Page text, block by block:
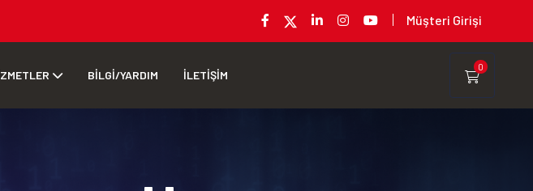
Müşteri Girişi
BİLGİ/YARDIM İLETİŞİM
0